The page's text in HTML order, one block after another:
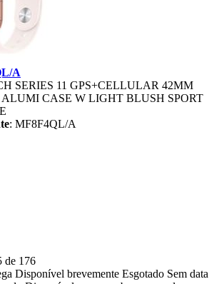
A
SERIES 11 GPS+CELLULAR 42MM
CASE W LIGHT BLUSH SPORT
: MF8F4QL/A
de 176
Disponível brevemente Esgotado Sem data